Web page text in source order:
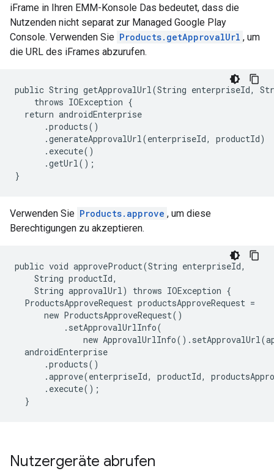
iFrame in Ihren EMM-Konsole Das bedeutet, dass die
Nutzenden nicht separat zur Managed Google Play
Console. Verwenden Sie Products.getApprovalUrl , um
die URL des iFrames abzurufen.
public String getApprovalUrl(String enterpriseId,
    throws IOException {
  return androidEnterprise
      .products()
      .generateApprovalUrl(enterpriseId, productId)
      .execute()
      .getUrl();
}
Verwenden Sie Products.approve , um diese
Berechtigungen zu akzeptieren.
public void approveProduct(String enterpriseId,
    String productId,
    String approvalUrl) throws IOException {
  ProductsApproveRequest productsApproveRequest =
      new ProductsApproveRequest()
          .setApprovalUrlInfo(
new
  androidEnterprise
      .products()
.approve(enterpriseId, productId,
      .execute();
  }
Nutzergeräte abrufen